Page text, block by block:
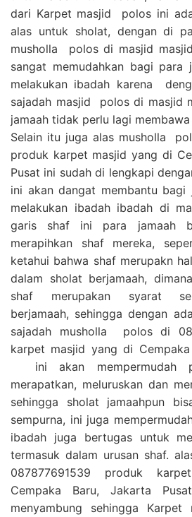
dari Karpet masjid polos ini
alas untuk sholat, dengan di
musholla polos di masjid
sangat memudahkan bagi para
melakukan ibadah karena
sajadah masjid polos di masjid
jamaah tidak perlu lagi
Selain itu juga alas musholla
produk karpet masjid yang di
Pusat ini sudah di lengkapi
ini akan dangat membantu bagi
melakukan ibadah ibadah di
garis shaf ini para jamaah
merapihkan shaf mereka,
ketahui bahwa shaf merupakn
dalam sholat berjamaah,
shaf merupakan syarat
berjamaah, sehingga dengan
sajadah musholla polos di
karpet masjid yang di
ini akan mempermudah
merapatkan, meluruskan dan
sehingga sholat jamaahpun
sempurna, ini juga
ibadah juga bertugas untuk
termasuk dalam urusan shaf.
087877691539 produk
Cempaka Baru, Jakarta
menyambung sehingga